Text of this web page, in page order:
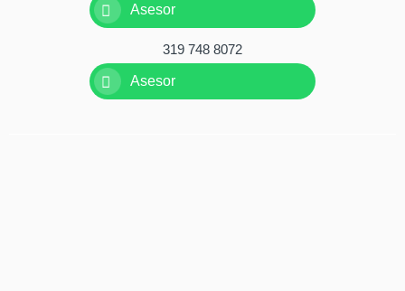
Asesor
319 748 8072
Asesor